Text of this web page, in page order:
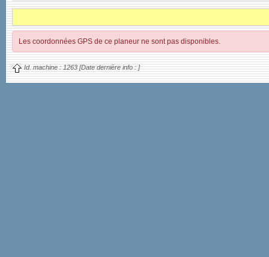
Les coordonnées GPS de ce planeur ne sont pas disponibles.
Id. machine : 1263 [Date dernière info : ]